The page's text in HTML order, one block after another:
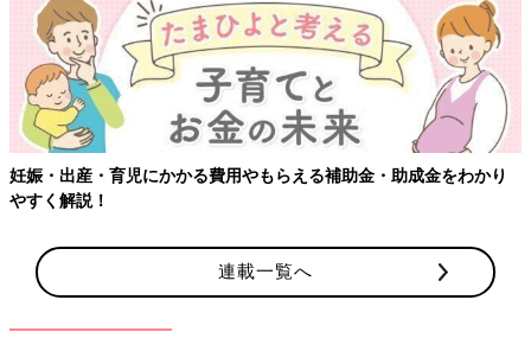
妊娠・出産・育児にかかる費用やもらえる補助金・助成金をわかり
やすく解説！
連載一覧へ